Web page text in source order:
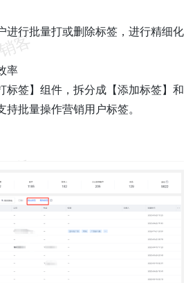
进行批量打或删除标签，进行精细化
率
标签】组件，拆分成【添加标签】和
持批量操作营销用户标签。